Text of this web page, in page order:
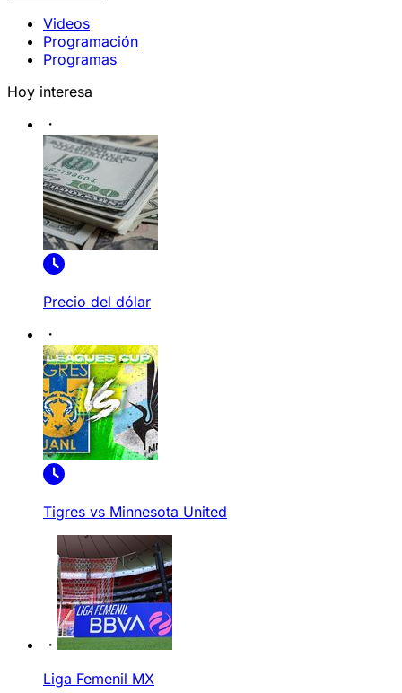
Videos
Programación
Programas
Hoy interesa
Precio del dólar
Tigres vs Minnesota United
Liga Femenil MX